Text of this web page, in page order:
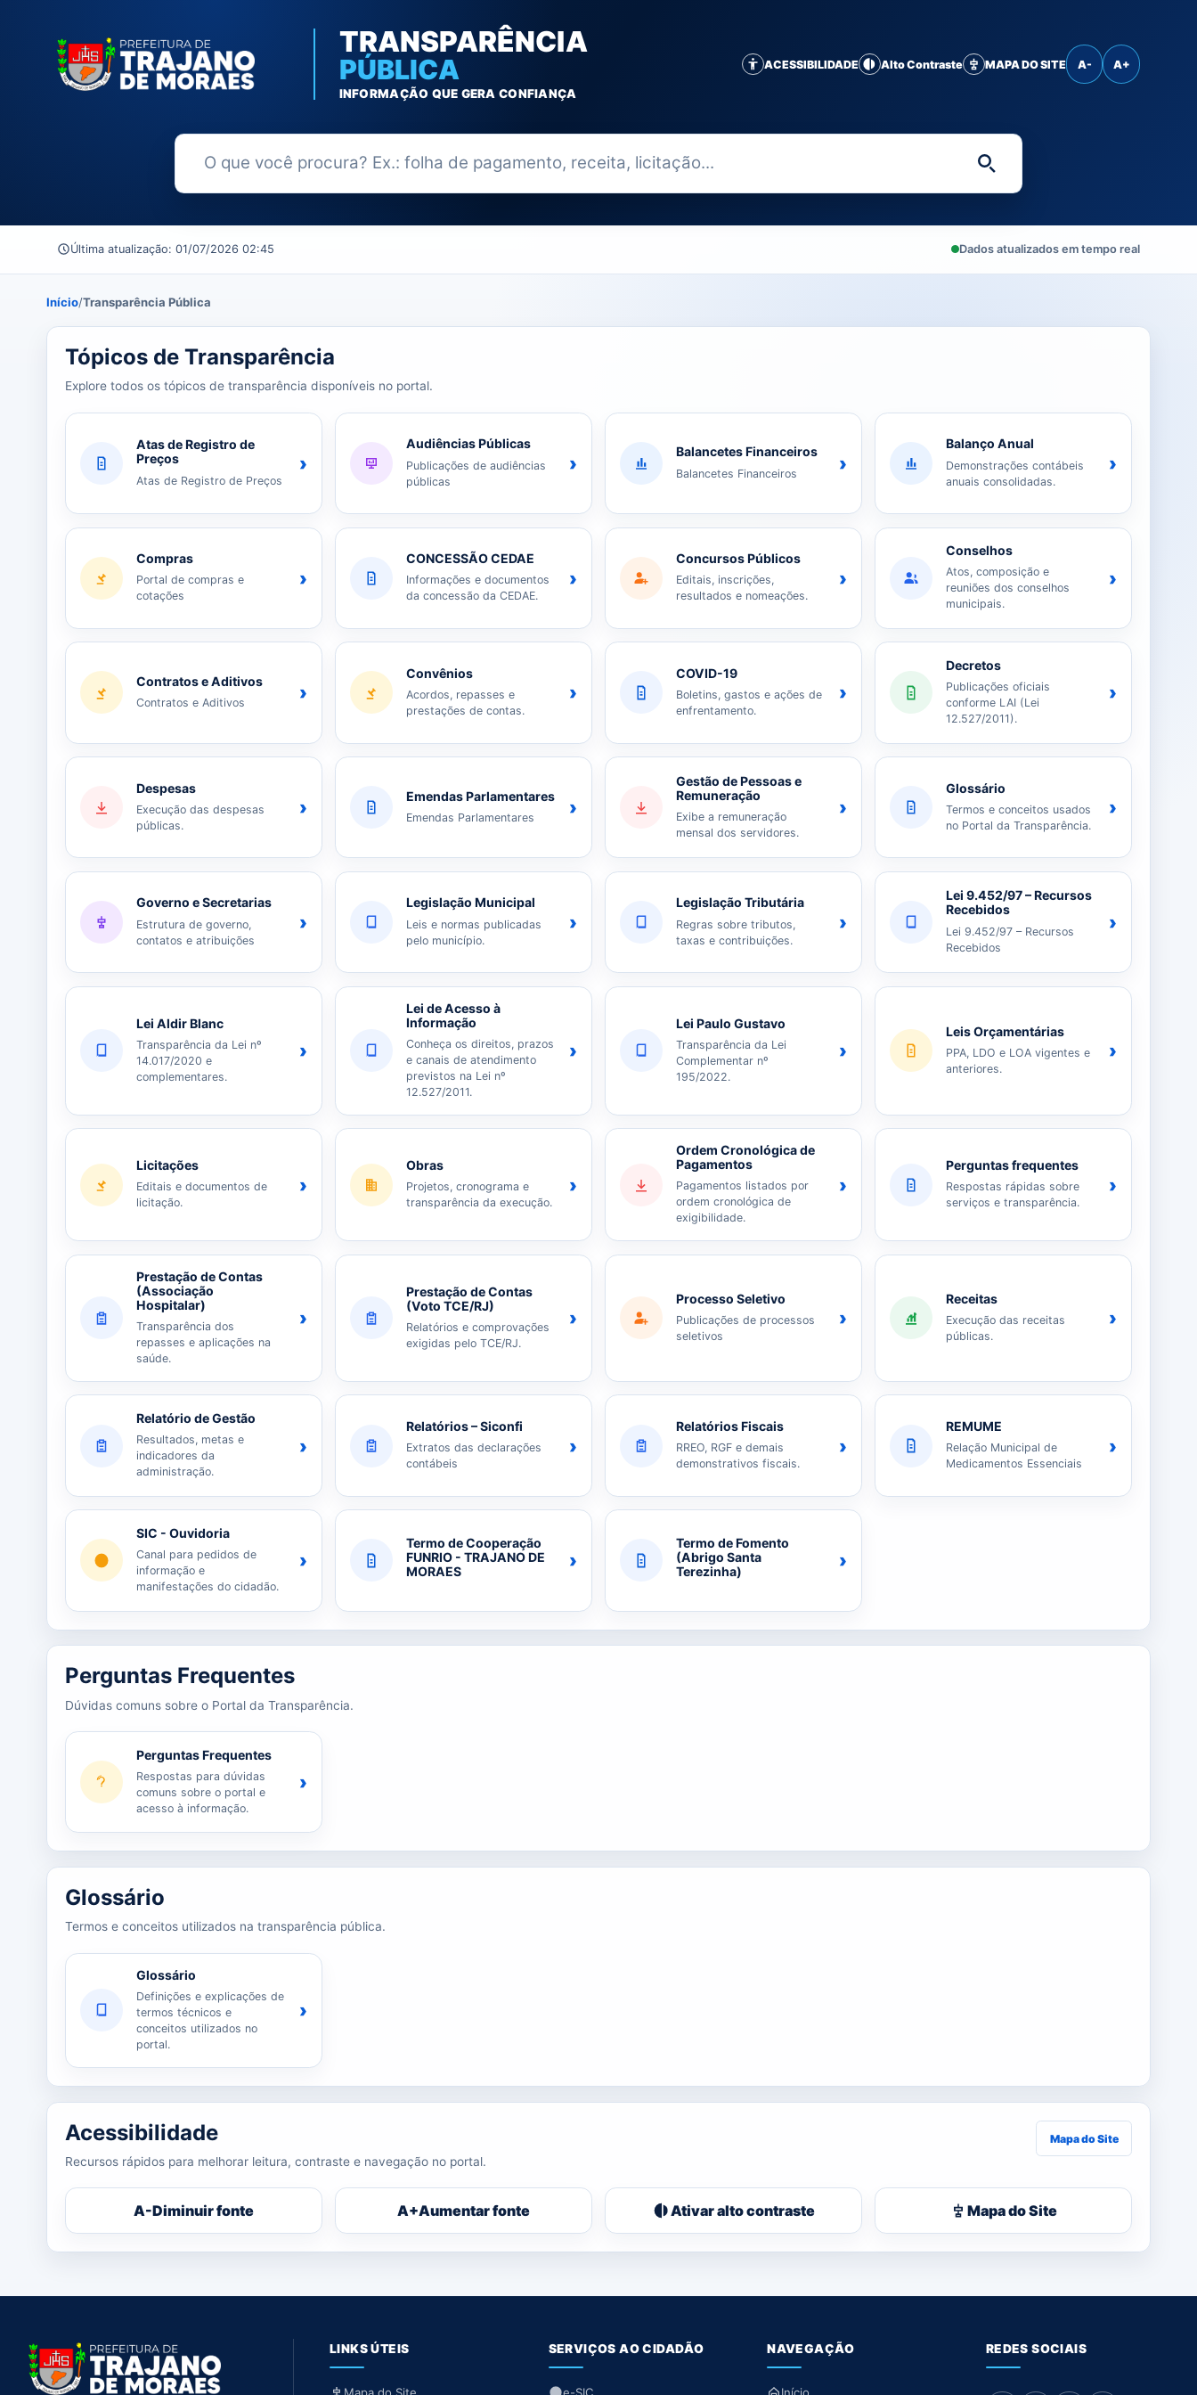
TRANSPARÊNCIA
PÚBLICA
INFORMAÇÃO QUE GERA CONFIANÇA
ACESSIBILIDADE Alto Contraste MAPA DO SITE A- A+
Buscar no Portal da Transparência Digite uma palavra-
Última atualização: 01/07/2026 02:45 Dados atualizados em tempo real
Início/Transparência Pública
39 tópicos carregados do banco de dados.
Tópicos de Transparência
Explore todos os tópicos de transparência disponíveis no portal.
Atas de Registro de
Preços
Atas de Registro de Preços
›
Audiências Públicas
Publicações de audiências
públicas
›
Balancetes Financeiros
Balancetes Financeiros ›
Balanço Anual
Demonstrações contábeis
anuais consolidadas.
›
Compras
Portal de compras e
cotações
›
CONCESSÃO CEDAE
Informações e documentos
da concessão da CEDAE.
›
Concursos Públicos
Editais, inscrições,
resultados e nomeações.
›
Conselhos
Atos, composição e
reuniões dos conselhos
municipais.
›
Contratos e Aditivos
Contratos e Aditivos ›
Convênios
Acordos, repasses e
prestações de contas.
›
COVID-19
Boletins, gastos e ações de
enfrentamento.
›
Decretos
Publicações oficiais
conforme LAI (Lei
12.527/2011).
›
Despesas
Execução das despesas
públicas.
›
Emendas Parlamentares
Emendas Parlamentares ›
Gestão de Pessoas e
Remuneração
Exibe a remuneração
mensal dos servidores.
›
Glossário
Termos e conceitos usados
no Portal da Transparência.
›
Governo e Secretarias
Estrutura de governo,
contatos e atribuições
›
Legislação Municipal
Leis e normas publicadas
pelo município.
›
Legislação Tributária
Regras sobre tributos,
taxas e contribuições.
›
Lei 9.452/97 – Recursos
Recebidos
Lei 9.452/97 – Recursos
Recebidos
›
Lei Aldir Blanc
Transparência da Lei nº
14.017/2020 e
complementares.
›
Lei de Acesso à
Informação
Conheça os direitos, prazos
e canais de atendimento
previstos na Lei nº
12.527/2011.
›
Lei Paulo Gustavo
Transparência da Lei
Complementar nº
195/2022.
›
Leis Orçamentárias
PPA, LDO e LOA vigentes e
anteriores.
›
Licitações
Editais e documentos de
licitação.
›
Obras
Projetos, cronograma e
transparência da execução.
›
Ordem Cronológica de
Pagamentos
Pagamentos listados por
ordem cronológica de
exigibilidade.
›
Perguntas frequentes
Respostas rápidas sobre
serviços e transparência.
›
Prestação de Contas
(Associação
Hospitalar)
Transparência dos
repasses e aplicações na
saúde.
›
Prestação de Contas
(Voto TCE/RJ)
Relatórios e comprovações
exigidas pelo TCE/RJ.
›
Processo Seletivo
Publicações de processos
seletivos
›
Receitas
Execução das receitas
públicas.
›
Relatório de Gestão
Resultados, metas e
indicadores da
administração.
›
Relatórios – Siconfi
Extratos das declarações
contábeis
›
Relatórios Fiscais
RREO, RGF e demais
demonstrativos fiscais.
›
REMUME
Relação Municipal de
Medicamentos Essenciais
›
SIC - Ouvidoria
Canal para pedidos de
informação e
manifestações do cidadão.
›
Termo de Cooperação
FUNRIO - TRAJANO DE
MORAES
›
Termo de Fomento
(Abrigo Santa
Terezinha)
›
Perguntas Frequentes
Dúvidas comuns sobre o Portal da Transparência.
Perguntas Frequentes
Respostas para dúvidas
comuns sobre o portal e
acesso à informação.
›
Glossário
Termos e conceitos utilizados na transparência pública.
Glossário
Definições e explicações de
termos técnicos e
conceitos utilizados no
portal.
›
Acessibilidade
Recursos rápidos para melhorar leitura, contraste e navegação no portal.
Mapa do Site
A-Diminuir fonte A+Aumentar fonte Ativar alto contraste Mapa do Site
LINKS ÚTEIS SERVIÇOS AO CIDADÃO NAVEGAÇÃO REDES SOCIAIS